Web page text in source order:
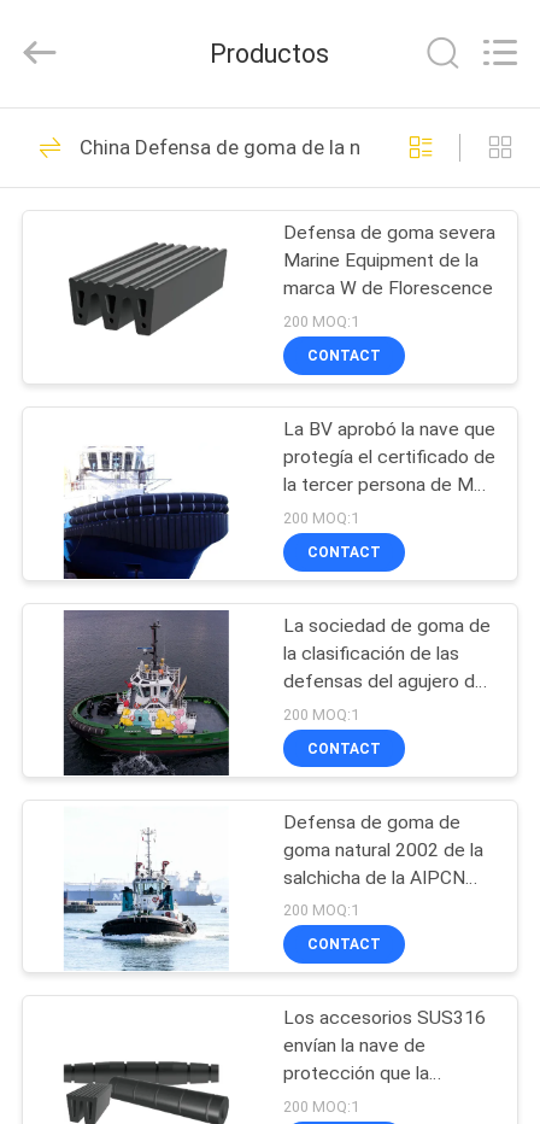
HOGAR
PRODUCTOS
VÍDEOS
NOSOTROS
TOUR
POR
FÁBRICA
CONTROL
CALIDAD
CONTÁCTENOS
NOTICIAS
CASOS
MAPA
Marine
Supply
All
Reserved.
saco hinchable de
goma marino
99
Marine Salvage
Airbag
22
saco hinchable de
lanzamiento de la
nave
defensa de goma
neumática
Productos
China Defensa de goma de la nave
Defensa de goma severa
Marine Equipment de la
marca W de Florescence
200 MOQ:1
CONTACT
La BV aprobó la nave que
protegía el certificado de
la tercer persona de M
Rubber Fender With
200 MOQ:1
CONTACT
La sociedad de goma de
la clasificación de las
defensas del agujero de
la cerradura de
Florescence aprobó
200 MOQ:1
CONTACT
Defensa de goma de
goma natural 2002 de la
salchicha de la AIPCN
con el certificado de la
tercer persona
200 MOQ:1
CONTACT
Los accesorios SUS316
envían la nave de
protección que la
defensa de goma
200 MOQ:1